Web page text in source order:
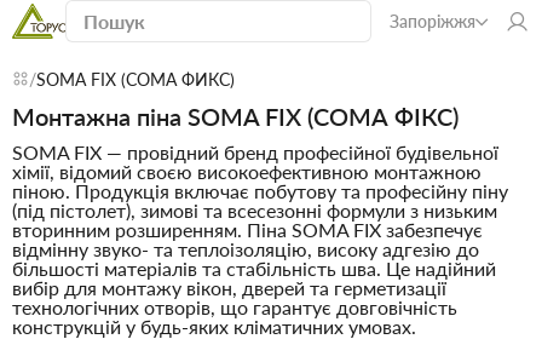
Запоріжжя
SOMA FIX (СОМА ФИКС)
Монтажна піна SOMA FIX (СОМА ФІКС)
SOMA FIX — провідний бренд професійної будівельної
хімії, відомий своєю високоефективною монтажною
піною. Продукція включає побутову та професійну піну
(під пістолет), зимові та всесезонні формули з низьким
вторинним розширенням. Піна SOMA FIX забезпечує
відмінну звуко- та теплоізоляцію, високу адгезію до
більшості матеріалів та стабільність шва. Це надійний
вибір для монтажу вікон, дверей та герметизації
технологічних отворів, що гарантує довговічність
конструкцій у будь-яких кліматичних умовах.